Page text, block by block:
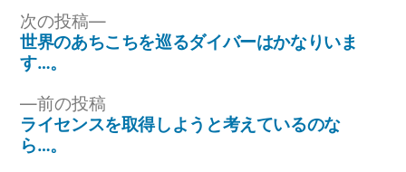
投
稿
ナ
ビ
前の投稿
の
ライセンスを取得しようと考えているのな
ら…。
次の投稿
次
の
世界のあちこちを巡るダイバーはかなりいま
す…。